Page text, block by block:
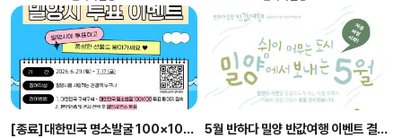
남기면 추첨을 통해 5,000원 상당의 기프
티콘을 드립니다. 📅 이벤트 기간 2026.
7. 5.(일) ~ 7. 18.(토) (14일간) 🎁 경품 추
첨을 통해 5,000원 상당 기프티콘 증정
📍 참여방법 ✅ 경상남도 관광지 방문 후
인증사진 촬영 ✅ 인스타그램 스토리에 업
로드 ✅ @gnto_official 태그 및 필수 해
시태그 입력 ✅ 이벤트 게시글에 방문한 관
더반호텔 (THE BAHN HOTEL) 📍 밀양
시 가곡6길 8-4 🍲 제일곱창 📍 밀양시
가곡7길 15 ☕ 스텝로스터리 단장점 (STE
P ROASTERY) 📍 밀양시 단장면 아불3
길 20 🍎 레드애플팜 📍 밀양시 산내면 하
양지길 25-40
[종료]대한민국 명소발굴 100×100
5월 반하다 밀양 반값여행 이벤트 결과